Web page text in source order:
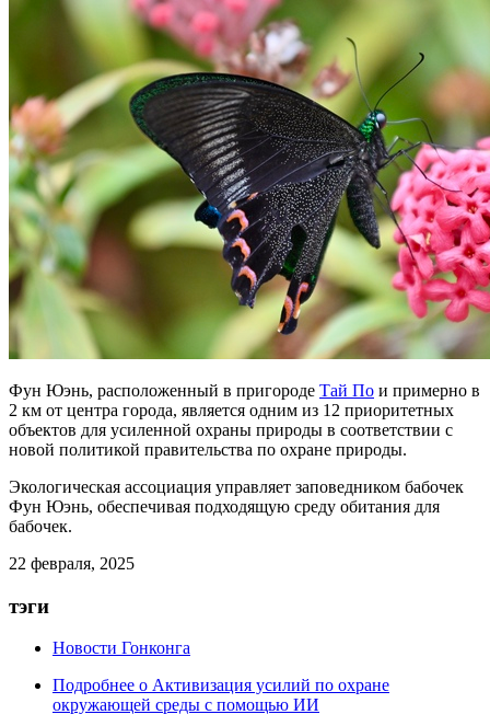
Фун Юэнь, расположенный в пригороде Тай По и примерно в
2 км от центра города, является одним из 12 приоритетных
объектов для усиленной охраны природы в соответствии с
новой политикой правительства по охране природы.
Экологическая ассоциация управляет заповедником бабочек
Фун Юэнь, обеспечивая подходящую среду обитания для
бабочек.
22 февраля, 2025
тэги
Новости Гонконга
Подробнее о Активизация усилий по охране
окружающей среды с помощью ИИ